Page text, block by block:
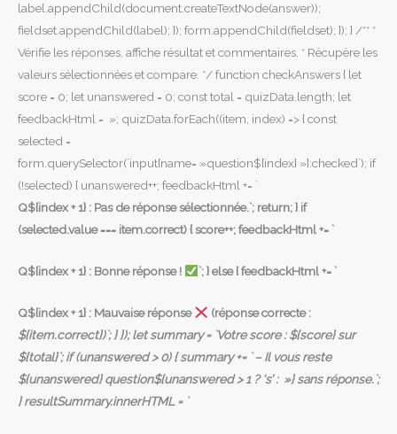
label.appendChild(document.createTextNode(answer));
fieldset.appendChild(label); }); form.appendChild(fieldset); }); } /** *
Vérifie les réponses, affiche résultat et commentaires. * Récupère les
valeurs sélectionnées et compare. */ function checkAnswers { let
score = 0; let unanswered = 0; const total = quizData.length; let
feedbackHtml = »; quizData.forEach((item, index) => { const
selected =
form.querySelector(`input[name= »question${index} »]:checked`); if
(!selected) { unanswered++; feedbackHtml += `
Q${index + 1} : Pas de réponse sélectionnée.`; return; } if
(selected.value === item.correct) { score++; feedbackHtml += `
Q${index + 1} : Bonne réponse ! `; } else { feedbackHtml += `
Q${index + 1} : Mauvaise réponse
(réponse correcte :
${item.correct})`; } }); let summary = `Votre score : ${score} sur
${total}`; if (unanswered > 0) { summary += ` – Il vous reste
${unanswered} question${unanswered > 1 ? ‘s’ : »} sans réponse.`;
} resultSummary.innerHTML = `